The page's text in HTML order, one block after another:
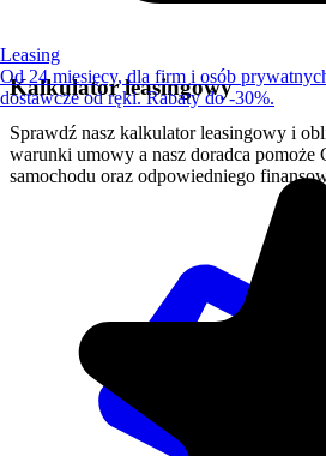
Kalkulator leasingowy
Sprawdź nasz kalkulator leasingowy i
warunki umowy a nasz doradca pomoże
samochodu oraz odpowiedniego
Leasing
Od 24 miesięcy, dla firm i osób
dostawcze od ręki. Rabaty do -30%.